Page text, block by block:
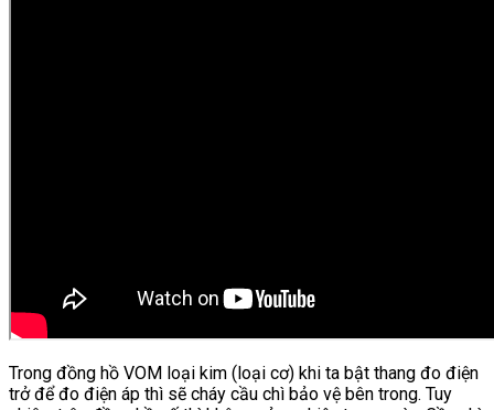
Trong đồng hồ VOM loại kim (loại cơ) khi ta bật thang đo điện
trở để đo điện áp thì sẽ cháy cầu chì bảo vệ bên trong. Tuy